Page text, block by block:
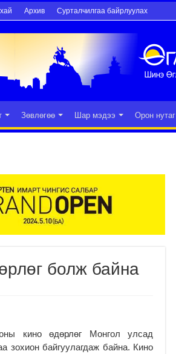
Архив Сурталчилгаа байрлуулах
Зөвлөгөө Шар мэдээ Орон нутаг
болж байна
кино өдөрлөг Монгол улсад
зохион байгуулагдаж байна. Кино